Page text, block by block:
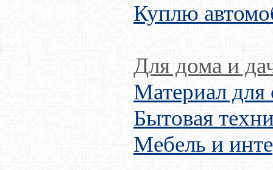
Куплю
Для дома и
Материал для
Бытовая
Мебель и